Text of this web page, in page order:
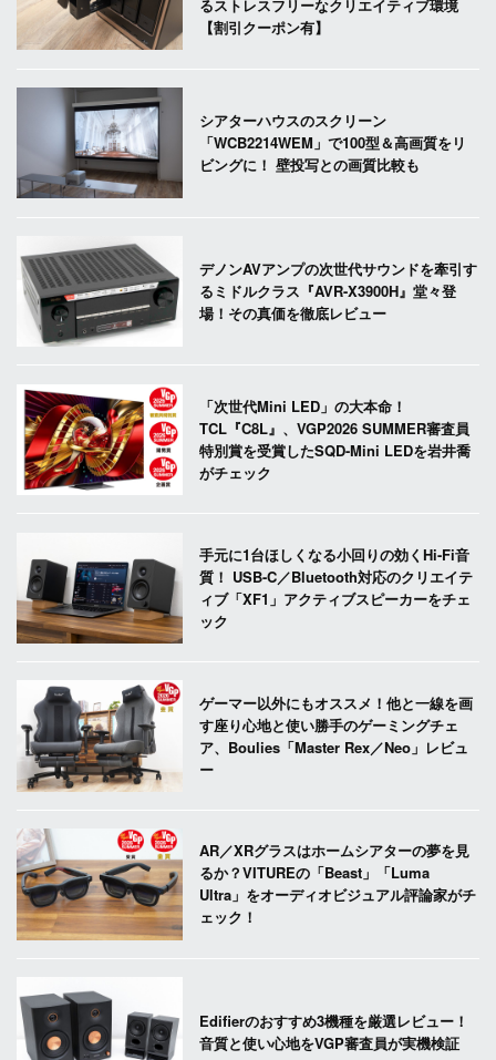
るストレスフリーなクリエイティブ環境
【割引クーポン有】
シアターハウスのスクリーン
「WCB2214WEM」で100型＆高画質をリ
ビングに！ 壁投写との画質比較も
デノンAVアンプの次世代サウンドを牽引す
るミドルクラス『AVR-X3900H』堂々登
場！その真価を徹底レビュー
「次世代Mini LED」の大本命！
TCL『C8L』、VGP2026 SUMMER審査員
特別賞を受賞したSQD-Mini LEDを岩井喬
がチェック
手元に1台ほしくなる小回りの効くHi-Fi音
質！ USB-C／Bluetooth対応のクリエイテ
ィブ「XF1」アクティブスピーカーをチェ
ック
ゲーマー以外にもオススメ！他と一線を画
す座り心地と使い勝手のゲーミングチェ
ア、Boulies「Master Rex／Neo」レビュ
ー
AR／XRグラスはホームシアターの夢を見
るか？VITUREの「Beast」「Luma
Ultra」をオーディオビジュアル評論家がチ
ェック！
Edifierのおすすめ3機種を厳選レビュー！
音質と使い心地をVGP審査員が実機検証